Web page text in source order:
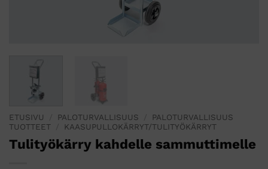
ETUSIVU PALOTURVALLISUUS
PALOTURVALLISUUS
TUOTTEET
KAASUPULLOKÄRRYT/TULITYÖKÄRRYT
Tulityökärry kahdelle sammuttimelle